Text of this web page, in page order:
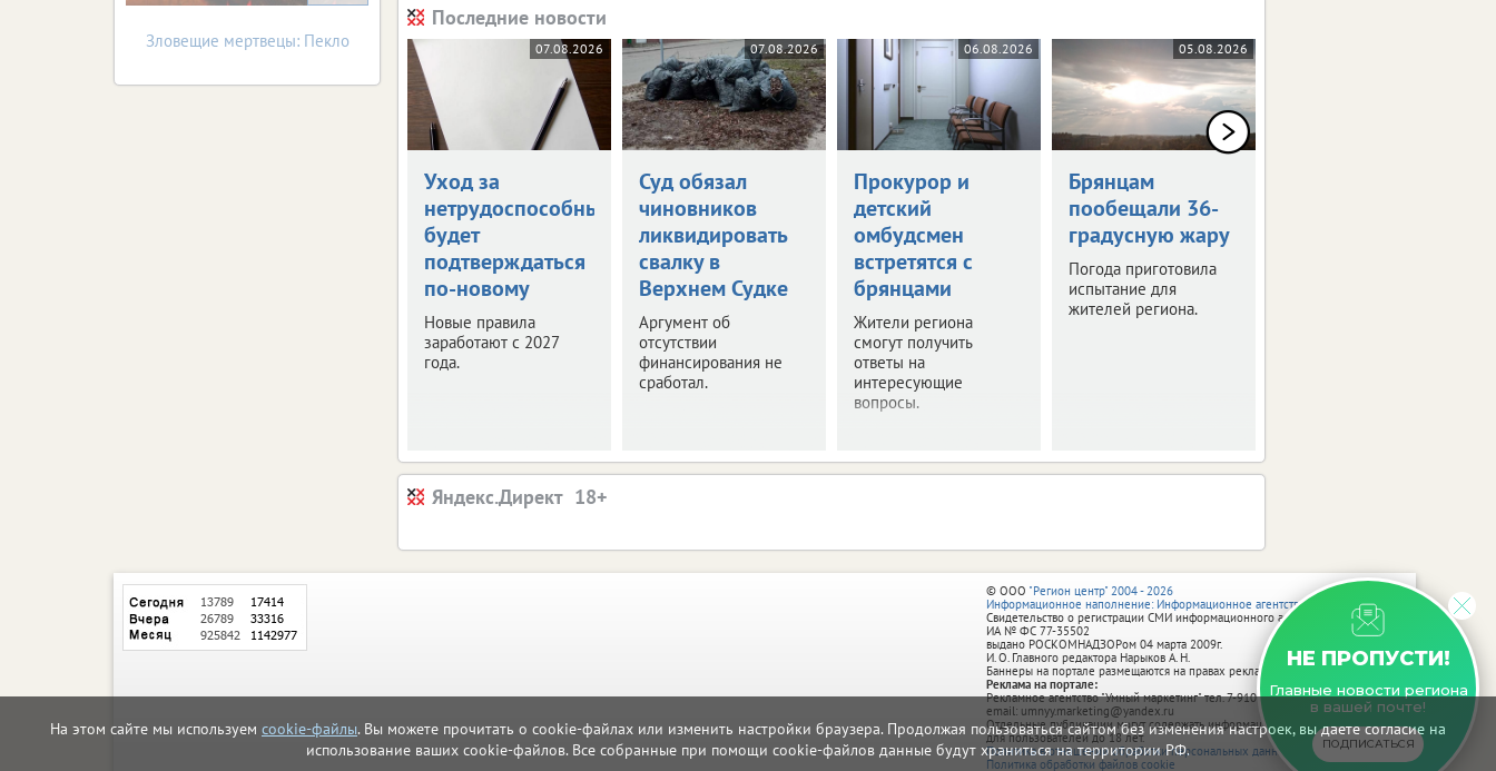
На этом сайте мы используем cookie-файлы. Вы можете прочитать о cookie-файлах или изменить настройки браузера. Продолжая пользоваться сайтом без изменения настроек, вы даете согласие на
использование ваших cookie-файлов. Все собранные при помощи cookie-файлов данные будут храниться на территории РФ.
Последние новости
07.08.2026
Уход за
нетрудоспособными
будет
подтверждаться
по-новому
Новые правила
заработают с 2027
года.
07.08.2026
Суд обязал
чиновников
ликвидировать
свалку в
Верхнем Судке
Аргумент об
отсутствии
финансирования не
сработал.
06.08.2026
Прокурор и
детский
омбудсмен
встретятся с
брянцами
Жители региона
смогут получить
ответы на
интересующие
вопросы.
05.08.2026
Брянцам
пообещали 36-
градусную жару
Погода приготовила
испытание для
жителей региона.
Яндекс.Директ
Зловещие мертвецы: Пекло
НЕ ПРОПУСТИ!
Главные новости региона
в вашей почте!
ПОДПИСАТЬСЯ
© ООО "Регион центр" 2004 - 2026
Информационное наполнение: Информационное агентство vRossii.ru
Свидетельство о регистрации СМИ информационного агентства vRossii.ru
ИА № ФС 77‑35502
выдано РОСКОМНАДЗОРом 04 марта 2009г.
И. О. Главного редактора Нарыков А. Н.
Баннеры на портале размещаются на правах рекламы.
Реклама на портале:
Рекламное агентство "Умный маркетинг" тел. 7-910-267-70-40,
email: umnyy.marketing@yandex.ru
Отдельные публикации могут содержать информацию, не предназначенную
для пользователей до 18 лет.
Политика в отношении обработки персональных данных
Политика обработки файлов cookie